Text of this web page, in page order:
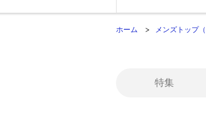
ホーム メンズトップ
特集